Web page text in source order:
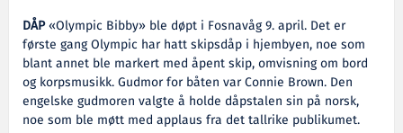
DÅP«Olympic Bibby» ble døpt i Fosnavåg 9. april. Det er
første gang Olympic har hatt skipsdåp i hjembyen, noe som
blant annet ble markert med åpent skip, omvisning om bord
og korpsmusikk. Gudmor for båten var Connie Brown. Den
engelske gudmoren valgte å holde dåpstalen sin på norsk,
noe som ble møtt med applaus fra det tallrike publikumet.